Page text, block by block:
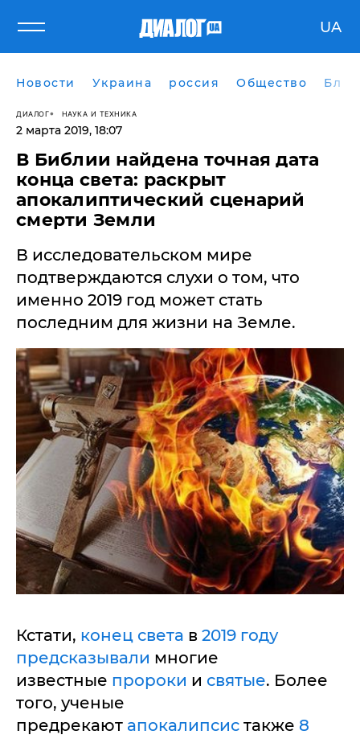
UA
Новости Украина россия Общество
ДИАЛОГ НАУКА И ТЕХНИКА
2 марта 2019, 18:07
В Библии найдена точная дата
конца света: раскрыт
апокалиптический сценарий
смерти Земли
В исследовательском мире
подтверждаются слухи о том, что
именно 2019 год может стать
последним для жизни на Земле.
Кстати, конец света в 2019 году
предсказывали многие
известные пророки и святые. Более
того, ученые
предрекают апокалипсис также 8